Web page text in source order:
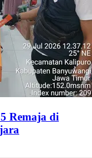
Remaja di